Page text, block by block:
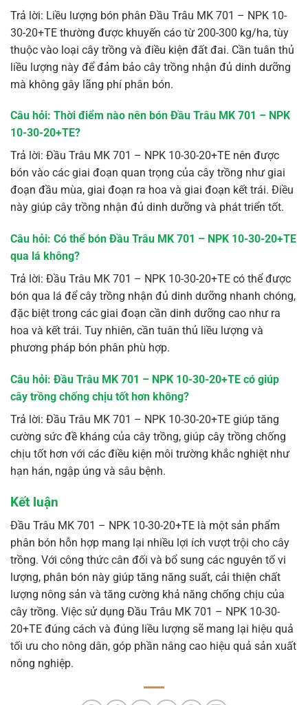
Trả lời: Liều lượng bón phân Đầu Trâu MK 701 – NPK 10-
30-20+TE thường được khuyến cáo từ 200-300 kg/ha, tùy
thuộc vào loại cây trồng và điều kiện đất đai. Cần tuân thủ
liều lượng này để đảm bảo cây trồng nhận đủ dinh dưỡng
mà không gây lãng phí phân bón.
Câu hỏi: Thời điểm nào nên bón Đầu Trâu MK 701 – NPK
10-30-20+TE?
Trả lời: Đầu Trâu MK 701 – NPK 10-30-20+TE nên được
bón vào các giai đoạn quan trọng của cây trồng như giai
đoạn đầu mùa, giai đoạn ra hoa và giai đoạn kết trái. Điều
này giúp cây trồng nhận đủ dinh dưỡng và phát triển tốt.
Câu hỏi: Có thể bón Đầu Trâu MK 701 – NPK 10-30-20+TE
qua lá không?
Trả lời: Đầu Trâu MK 701 – NPK 10-30-20+TE có thể được
bón qua lá để cây trồng nhận đủ dinh dưỡng nhanh chóng,
đặc biệt trong các giai đoạn cần dinh dưỡng cao như ra
hoa và kết trái. Tuy nhiên, cần tuân thủ liều lượng và
phương pháp bón phân phù hợp.
Câu hỏi: Đầu Trâu MK 701 – NPK 10-30-20+TE có giúp
cây trồng chống chịu tốt hơn không?
Trả lời: Đầu Trâu MK 701 – NPK 10-30-20+TE giúp tăng
cường sức đề kháng của cây trồng, giúp cây trồng chống
chịu tốt hơn với các điều kiện môi trường khắc nghiệt như
hạn hán, ngập úng và sâu bệnh.
Kết luận
Đầu Trâu MK 701 – NPK 10-30-20+TE là một sản phẩm
phân bón hỗn hợp mang lại nhiều lợi ích vượt trội cho cây
trồng. Với công thức cân đối và bổ sung các nguyên tố vi
lượng, phân bón này giúp tăng năng suất, cải thiện chất
lượng nông sản và tăng cường khả năng chống chịu của
cây trồng. Việc sử dụng Đầu Trâu MK 701 – NPK 10-30-
20+TE đúng cách và đúng liều lượng sẽ mang lại hiệu quả
tối ưu cho nông dân, góp phần nâng cao hiệu quả sản xuất
nông nghiệp.